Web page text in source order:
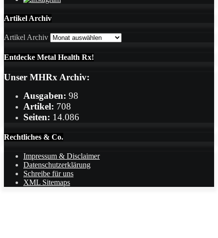
Artikel Archiv
Artikel Archiv
Entdecke Metal Health Rx!
Unser MHRx Archiv:
Ausgaben: 98
Artikel: 708
Seiten: 14.086
Rechtliches & Co.
Impressum & Disclaimer
Datenschutzerklärung
Schreibe für uns
XML Sitemaps